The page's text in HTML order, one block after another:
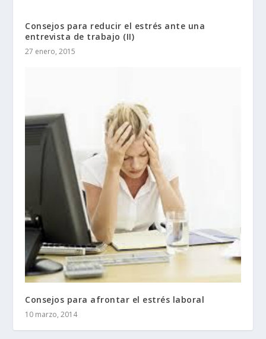
Consejos para reducir el estrés ante una
entrevista de trabajo (II)
27 enero, 2015
Consejos para afrontar el estrés laboral
10 marzo, 2014